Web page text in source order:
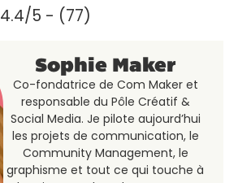
4.4/5 - (77)
Sophie Maker
Co-fondatrice de Com Maker et
responsable du Pôle Créatif &
Social Media. Je pilote aujourd’hui
les projets de communication, le
Community Management, le
graphisme et tout ce qui touche à